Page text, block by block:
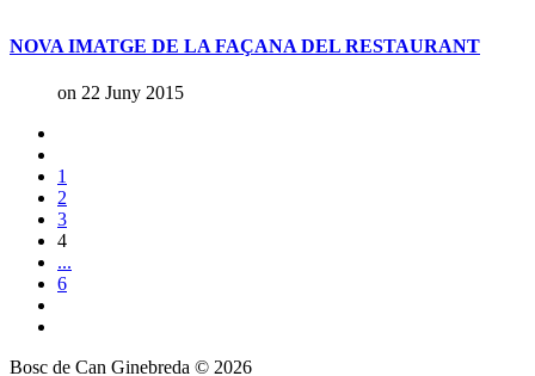
NOVA IMATGE DE LA FAÇANA DEL RESTAURANT
on 22 Juny 2015
1
2
3
4
...
6
Bosc de Can Ginebreda © 2026